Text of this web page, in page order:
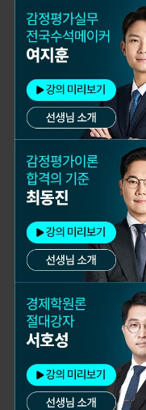
들어봤지만, 해커스
이성준 평가사님은
센세이셔널 하고,
문제가 좋아서 선택하게
되었습니다.
합격생 박*원님
수강 합격생입니다.